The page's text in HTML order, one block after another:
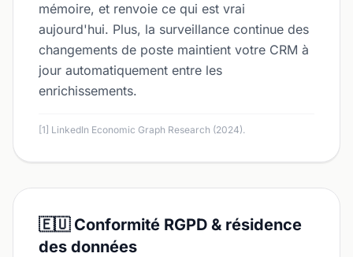
mémoire, et renvoie ce qui est vrai
aujourd'hui. Plus, la surveillance continue des
changements de poste maintient votre CRM à
jour automatiquement entre les
enrichissements.
[1] LinkedIn Economic Graph Research (2024).
🇪🇺 Conformité RGPD & résidence
des données